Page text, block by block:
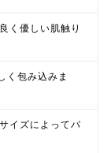
く優しい肌触り
く包み込みま
イズによってパ